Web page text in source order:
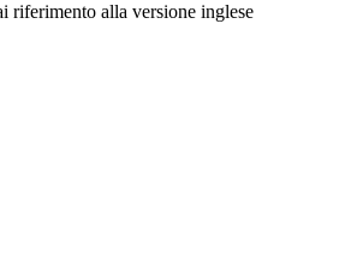
riferimento alla versione inglese